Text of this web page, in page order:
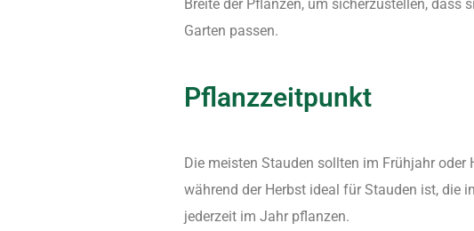
Breite der Pflanzen, um sicherzustellen, dass
Garten passen.
Pflanzzeitpunkt
Die meisten Stauden sollten im Frühjahr
während der Herbst ideal für Stauden ist, die
jederzeit im Jahr pflanzen.